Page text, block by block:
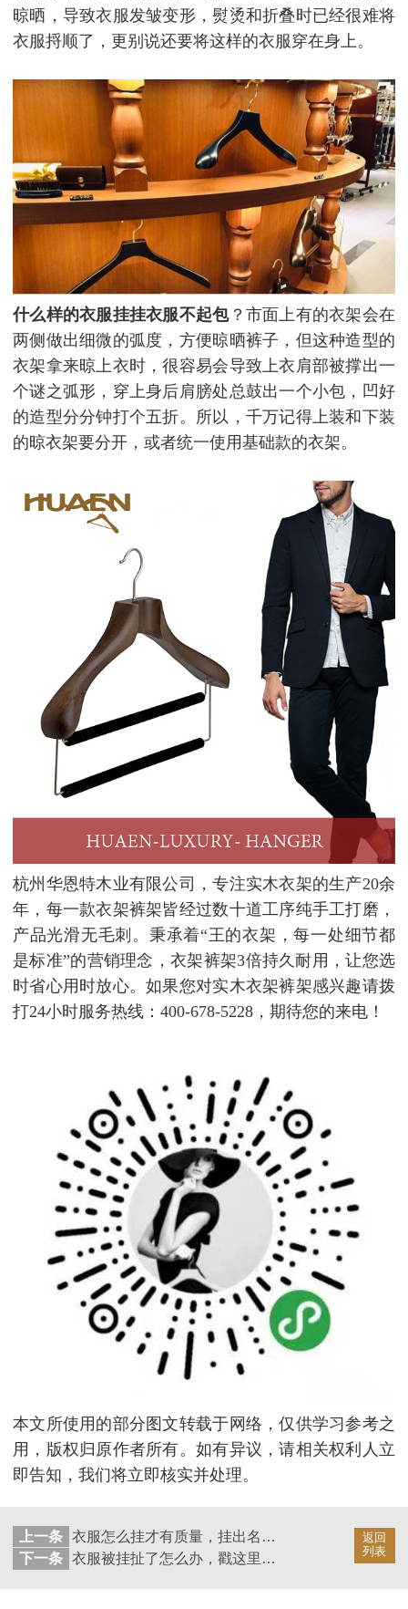
晾晒，导致衣服发皱变形，熨烫和折叠时已经很难将
衣服捋顺了，更别说还要将这样的衣服穿在身上。
什么样的衣服挂挂衣服不起包？市面上有的衣架会在
两侧做出细微的弧度，方便晾晒裤子，但这种造型的
衣架拿来晾上衣时，很容易会导致上衣肩部被撑出一
个谜之弧形，穿上身后肩膀处总鼓出一个小包，凹好
的造型分分钟打个五折。所以，千万记得上装和下装
的晾衣架要分开，或者统一使用基础款的衣架。
杭州华恩特木业有限公司，专注实木衣架的生产20余
年，每一款衣架裤架皆经过数十道工序纯手工打磨，
产品光滑无毛刺。秉承着“王的衣架，每一处细节都
是标准”的营销理念，衣架裤架3倍持久耐用，让您选
时省心用时放心。如果您对实木衣架裤架感兴趣请拨
打24小时服务热线：400-678-5228，期待您的来电！
本文所使用的部分图文转载于网络，仅供学习参考之
用，版权归原作者所有。如有异议，请相关权利人立
即告知，我们将立即核实并处理。
返回
列表
上一条
衣服怎么挂才有质量，挂出名媛贵妇范儿【华恩衣架】
下一条
衣服被挂扯了怎么办，戳这里看【华恩衣架】